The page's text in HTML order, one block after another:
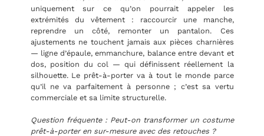
uniquement sur ce qu’on pourrait appeler les
extrémités du vêtement : raccourcir une manche,
reprendre un côté, remonter un pantalon. Ces
ajustements ne touchent jamais aux pièces charnières
— ligne d’épaule, emmanchure, balance entre devant et
dos, position du col — qui définissent réellement la
silhouette. Le prêt-à-porter va à tout le monde parce
qu’il ne va parfaitement à personne ; c’est sa vertu
commerciale et sa limite structurelle.
Question fréquente : Peut-on transformer un costume
prêt-à-porter en sur-mesure avec des retouches ?